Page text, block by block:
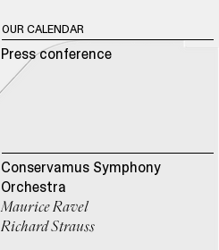
OUR CALENDAR
Press conference
Conservamus Symphony
Orchestra
Maurice Ravel
Richard Strauss